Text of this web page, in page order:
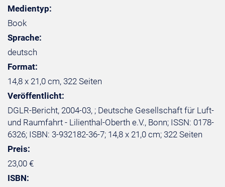
Medientyp:
Book
Sprache:
deutsch
Format:
14,8 x 21,0 cm, 322 Seiten
Veröffentlicht:
DGLR-Bericht, 2004-03, ; Deutsche Gesellschaft für Luft-
und Raumfahrt - Lilienthal-Oberth e.V., Bonn; ISSN: 0178-
6326; ISBN: 3-932182-36-7; 14,8 x 21,0 cm; 322 Seiten
Preis:
23,00 €
ISBN: